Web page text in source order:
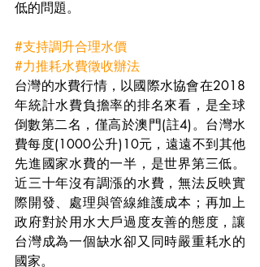
低的問題。
#支持調升合理水價
#力推耗水費徵收辦法
台灣的水費行情，以國際水協會在2018
年統計水費負擔率的排名來看，是全球
倒數第二名，僅高於澳門(註4)。台灣水
費每度(1000公升)10元，遠遠不到其他
先進國家水費的一半，是世界第三低。
近三十年沒有調漲的水費，無法反映實
際開發、處理與管線維護成本；再加上
政府對於用水大戶過度友善的態度，讓
台灣成為一個缺水卻又同時嚴重耗水的
國家。